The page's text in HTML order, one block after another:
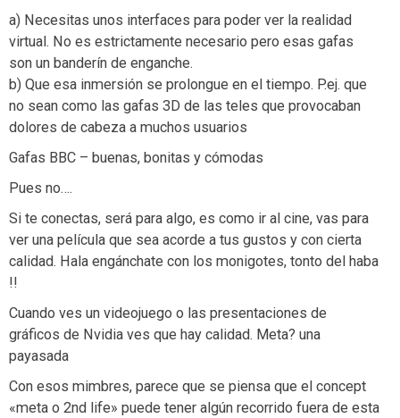
a) Necesitas unos interfaces para poder ver la realidad
virtual. No es estrictamente necesario pero esas gafas
son un banderín de enganche.
b) Que esa inmersión se prolongue en el tiempo. P.ej. que
no sean como las gafas 3D de las teles que provocaban
dolores de cabeza a muchos usuarios
Gafas BBC – buenas, bonitas y cómodas
Pues no….
Si te conectas, será para algo, es como ir al cine, vas para
ver una película que sea acorde a tus gustos y con cierta
calidad. Hala engánchate con los monigotes, tonto del haba
!!
Cuando ves un videojuego o las presentaciones de
gráficos de Nvidia ves que hay calidad. Meta? una
payasada
Con esos mimbres, parece que se piensa que el concept
«meta o 2nd life» puede tener algún recorrido fuera de esta